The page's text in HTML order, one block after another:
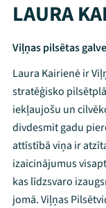
LAURA
Viļņas pilsētas
Laura Kairienė ir
stratēģisko
iekļaujošu un
divdesmit gadu
attīstībā viņa ir
izaicinājumus
kas līdzsvaro
jomā. Viļņas